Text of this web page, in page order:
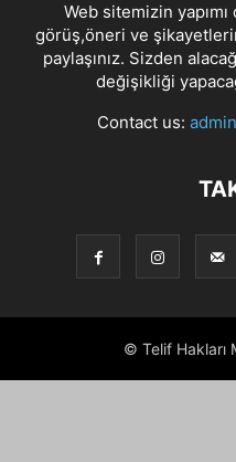
Web sitemizin
görüş,öneri ve
paylaşınız. Sizden
değişikliği
Contact us:
© Telif Hakları